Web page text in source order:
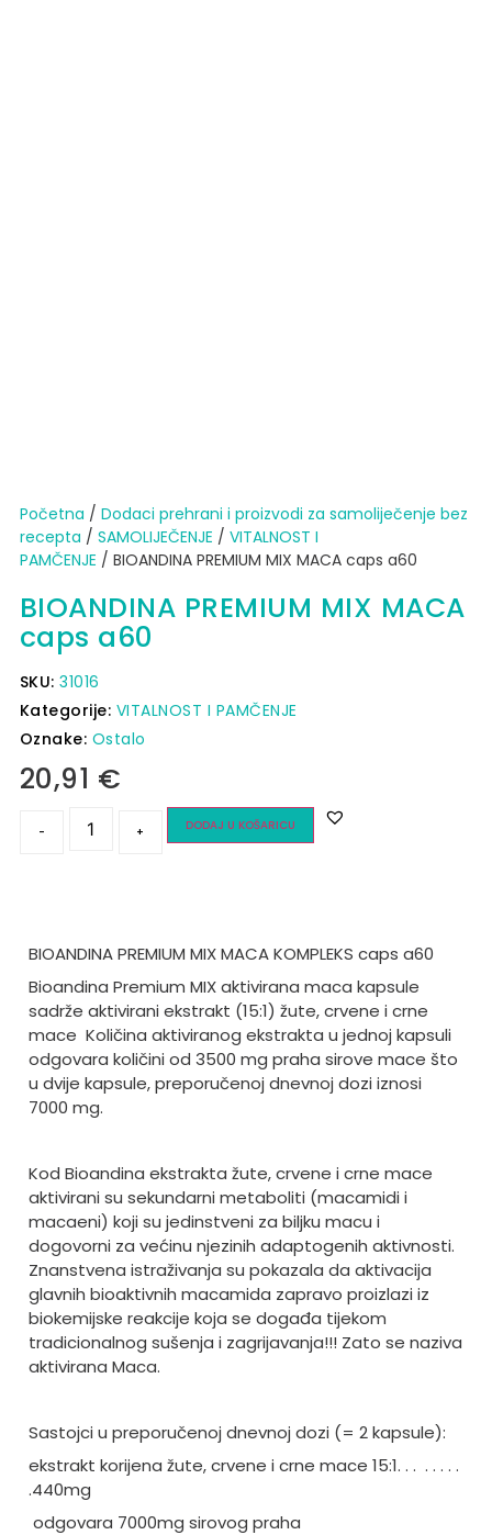
Početna / Dodaci prehrani i proizvodi za samoliječenje bez
recepta / SAMOLIJEČENJE / VITALNOST I
PAMČENJE / BIOANDINA PREMIUM MIX MACA caps a60
BIOANDINA PREMIUM MIX MACA
caps a60
SKU:31016
Kategorije: VITALNOST I PAMČENJE
Oznake: Ostalo
20,91 €
- + DODAJ U KOŠARICU
BIOANDINA PREMIUM MIX MACA KOMPLEKS caps a60
Bioandina Premium MIX aktivirana maca kapsule
sadrže aktivirani ekstrakt (15:1) žute, crvene i crne
mace Količina aktiviranog ekstrakta u jednoj kapsuli
odgovara količini od 3500 mg praha sirove mace što
u dvije kapsule, preporučenoj dnevnoj dozi iznosi
7000 mg.
Kod Bioandina ekstrakta žute, crvene i crne mace
aktivirani su sekundarni metaboliti (macamidi i
macaeni) koji su jedinstveni za biljku macu i
dogovorni za većinu njezinih adaptogenih aktivnosti.
Znanstvena istraživanja su pokazala da aktivacija
glavnih bioaktivnih macamida zapravo proizlazi iz
biokemijske reakcije koja se događa tijekom
tradicionalnog sušenja i zagrijavanja!!! Zato se naziva
aktivirana Maca.
Sastojci u preporučenoj dnevnoj dozi (= 2 kapsule):
ekstrakt korijena žute, crvene i crne mace 15:1. . . . . . . .
.440mg
odgovara 7000mg sirovog praha